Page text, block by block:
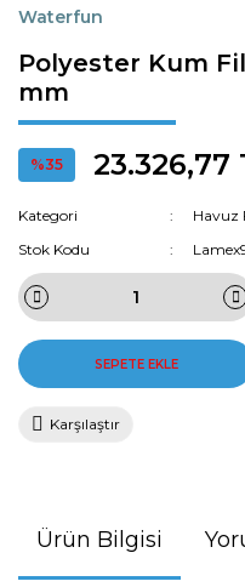
Waterfun
Polyester Kum
mm
%35 23.326,77
Kategori
Havuz
Stok Kodu
SEPETE EKLE
Karşılaştır
Ürün Bilgisi